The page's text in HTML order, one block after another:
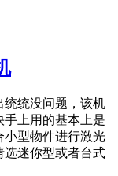
统统没问题，该机
上用的基本上是
小型物件进行激光
选迷你型或者台式